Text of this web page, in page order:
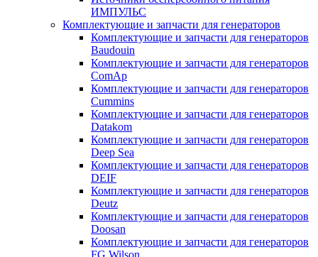
ИМПУЛЬС
Комплектующие и запчасти для генераторов
Комплектующие и запчасти для генераторов
Baudouin
Комплектующие и запчасти для генераторов
ComAp
Комплектующие и запчасти для генераторов
Cummins
Комплектующие и запчасти для генераторов
Datakom
Комплектующие и запчасти для генераторов
Deep Sea
Комплектующие и запчасти для генераторов
DEIF
Комплектующие и запчасти для генераторов
Deutz
Комплектующие и запчасти для генераторов
Doosan
Комплектующие и запчасти для генераторов
FG Wilson